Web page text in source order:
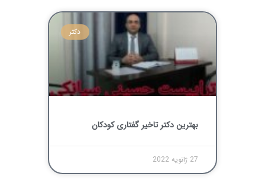
دکتر
بهترین دکتر تاخیر گفتاری کودکان
27 ژانویه 2022